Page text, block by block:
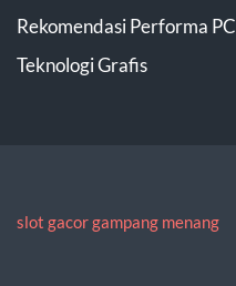
Rekomendasi Performa PC
Teknologi Grafis
slot gacor gampang menang